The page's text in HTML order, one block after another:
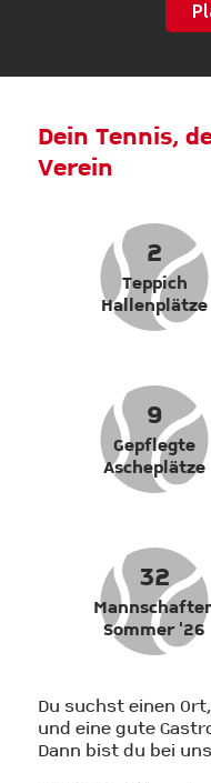
Dein Tennis,
Verein
2
Teppich
Hallenplätze
9
Gepflegte
Ascheplätze
32
Sommer '26
Du suchst einen
und eine gute
Dann bist du bei